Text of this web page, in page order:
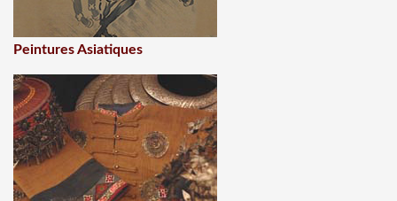
Peintures Asiatiques